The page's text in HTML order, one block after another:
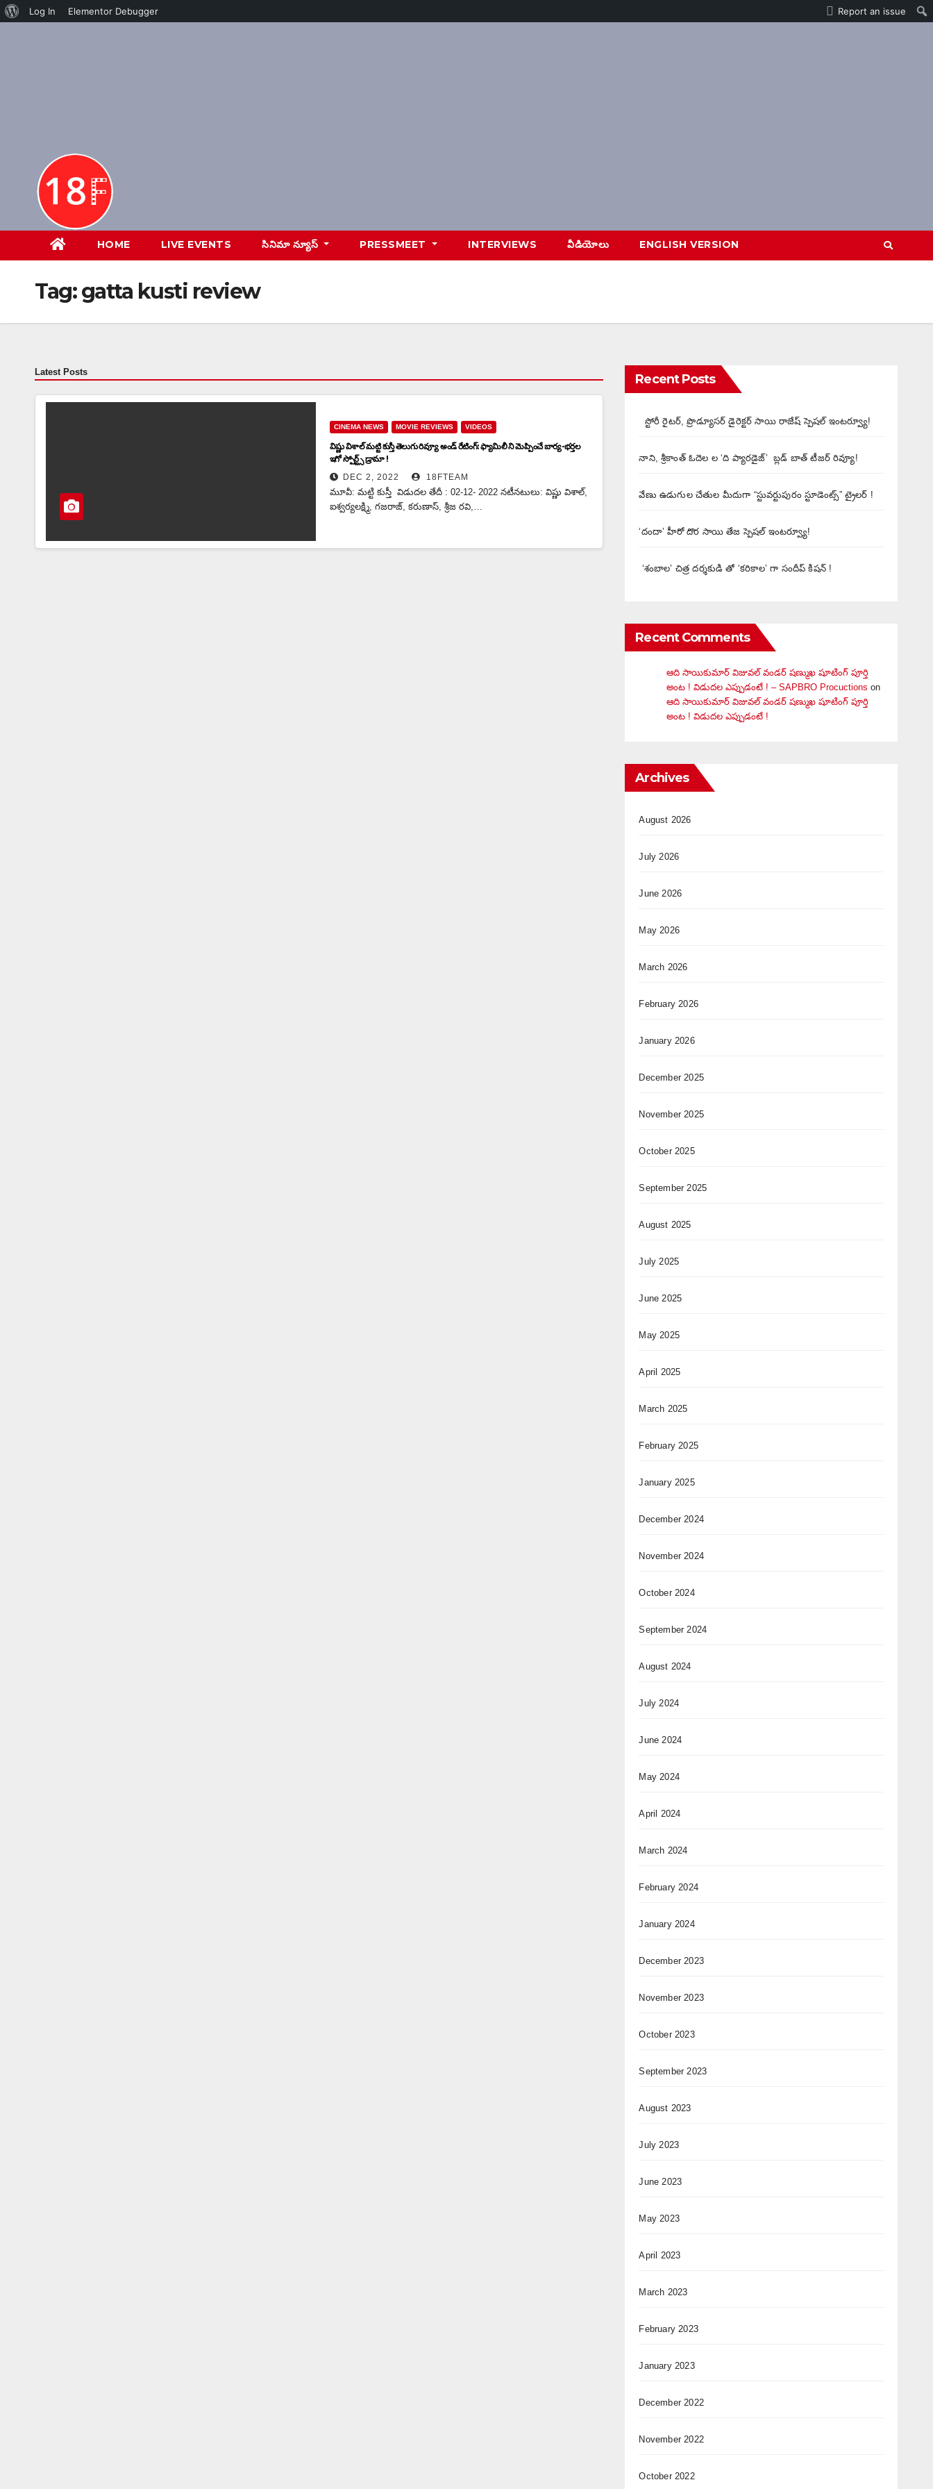
About
Log In Elementor Debugger Report an issue
HOME LIVE EVENTS సినిమా న్యూస్ PRESSMEET INTERVIEWS వీడియోలు ENGLISH VERSION
Tag:gatta kusti review
Latest Posts
CINEMA NEWS MOVIE REVIEWS VIDEOS
విష్ణు విశాల్ మట్టి కుస్తీ తెలుగు రివ్యూ అండ్ రేటింగ్: ఫ్యామిలీ ని మెప్పించే బార్య-భర్తల
ఇగో స్పోర్ట్స్ డ్రామా !
DEC 2, 2022 18FTEAM
మూవీ: మట్టి కుస్తీ విడుదల తేదీ : 02-12- 2022 నటీనటులు: విష్ణు విశాల్,
ఐశ్వర్యలక్ష్మి, గజరాజ్, కరుణాస్, శ్రీజ రవి,…
Recent Posts
స్టోరీ రైటర్, ప్రొడ్యూసర్ డైరెక్టర్ సాయి రాజేష్ స్పెషల్ ఇంటర్వ్యూ!
నాని, శ్రీకాంత్ ఓదెల ల ‘ది ప్యారడైజ్’ బ్లడ్ బాత్ టీజర్ రివ్యూ!
వేణు ఉడుగుల చేతుల మీదుగా “స్టువర్టుపురం స్టూడెంట్స్” ట్రైలర్ !
‘దందా’ హీరో దొర సాయి తేజ స్పెషల్ ఇంటర్వ్యూ!
‘శంబాల’ చిత్ర దర్శకుడి తో ‘కరికాల’ గా సందీప్ కిషన్ !
Recent Comments
ఆది సాయికుమార్ విజువ‌ల్ వండ‌ర్ ష‌ణ్ముఖ షూటింగ్ పూర్తి
అంట ! విడుదల ఎప్పుడంటే ! – SAPBRO Procuctions on
ఆది సాయికుమార్ విజువ‌ల్ వండ‌ర్ ష‌ణ్ముఖ షూటింగ్ పూర్తి
అంట ! విడుదల ఎప్పుడంటే !
Archives
August 2026
July 2026
June 2026
May 2026
March 2026
February 2026
January 2026
December 2025
November 2025
October 2025
September 2025
August 2025
July 2025
June 2025
May 2025
April 2025
March 2025
February 2025
January 2025
December 2024
November 2024
October 2024
September 2024
August 2024
July 2024
June 2024
May 2024
April 2024
March 2024
February 2024
January 2024
December 2023
November 2023
October 2023
September 2023
August 2023
July 2023
June 2023
May 2023
April 2023
March 2023
February 2023
January 2023
December 2022
November 2022
October 2022